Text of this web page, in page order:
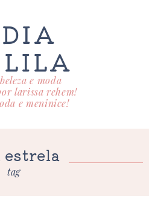
e moda
larissa rehem!
e meninice!
estrela
tag